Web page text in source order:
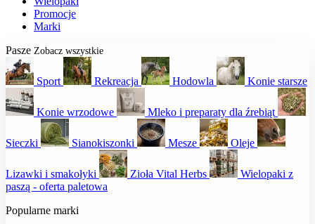
Promocje
Marki
Pasze Zobacz wszystkie
Sport Rekreacja Hodowla Konie starsze
Konie wrzodowe Mleko i preparaty dla źrebiąt
Sieczki Sianokiszonki Mesze Oleje
Lizawki i smakołyki Zioła Vital Herbs
Wielopaki z
paszą - oferta paletowa
Popularne marki